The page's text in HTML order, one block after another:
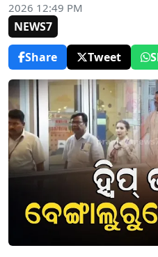
2026 12:49 PM
NEWS7
Share
Tweet